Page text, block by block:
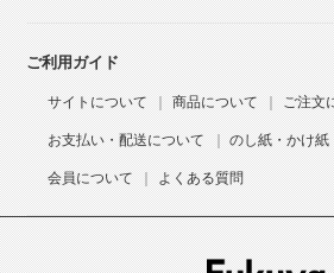
ご利用ガイド
サイトについて 商品について ご注文
お支払い・配送について のし紙・かけ
会員について よくある質問